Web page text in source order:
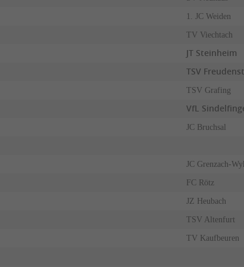
1. JC Weiden
TV Viechtach
JT Steinheim
TSV
TSV Grafing
VfL
JC Bruchsal
JC Grenzach-
FC Rötz
JZ Heubach
TSV Altenfurt
TV Kaufbeuren